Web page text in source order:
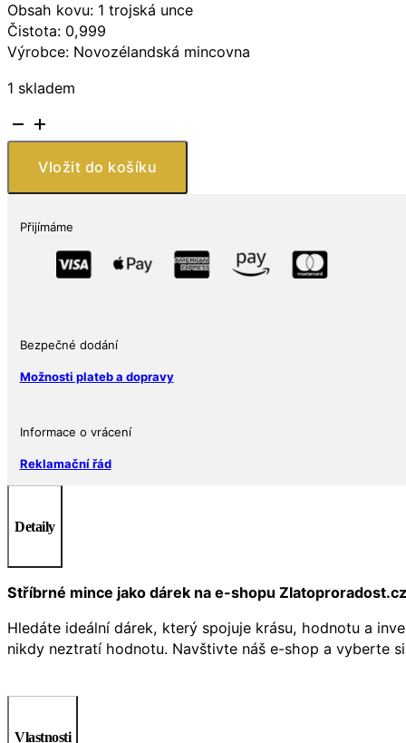
Obsah kovu: 1 trojská unce
Čistota: 0,999
Výrobce: Novozélandská mincovna
1 skladem
New
Zealand
Vesmírná
2024
množství
Vložit do košíku
Přijímáme
Bezpečné dodání
Možnosti plateb a dopravy
Informace o vrácení
Reklamační řád
Detaily
Stříbrné mince jako dárek na e-shopu Zlatoproradost.cz
Hledáte ideální dárek, který spojuje krásu, hodnotu a
nikdy neztratí hodnotu. Navštivte náš e-shop a vyberte
Vlastnosti